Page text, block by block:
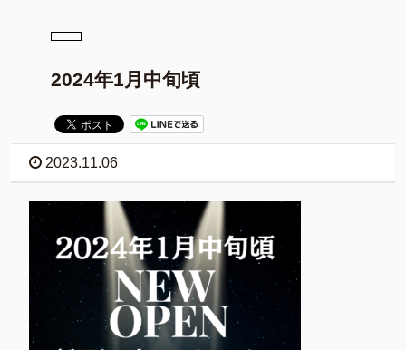
2024年1月中旬頃
2023.11.06